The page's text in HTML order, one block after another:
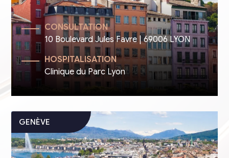
CONSULTATION
10 Boulevard Jules Favre | 69006 LYON
HOSPITALISATION
Clinique du Parc Lyon